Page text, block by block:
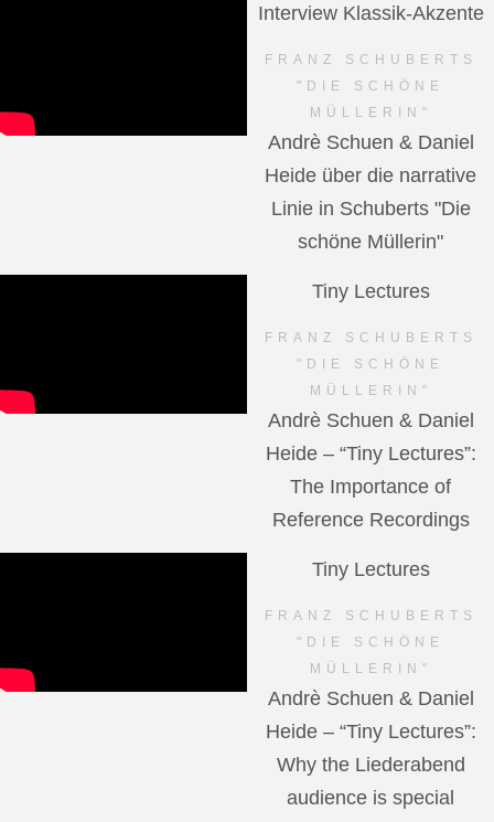
Interview Klassik-Akzente
FRANZ SCHUBERTS
"DIE SCHÖNE
MÜLLERIN"
Andrè Schuen & Daniel
Heide über die narrative
Linie in Schuberts "Die
schöne Müllerin"
Tiny Lectures
FRANZ SCHUBERTS
"DIE SCHÖNE
MÜLLERIN"
Andrè Schuen & Daniel
Heide – “Tiny Lectures”:
The Importance of
Reference Recordings
Tiny Lectures
FRANZ SCHUBERTS
"DIE SCHÖNE
MÜLLERIN"
Andrè Schuen & Daniel
Heide – “Tiny Lectures”:
Why the Liederabend
audience is special